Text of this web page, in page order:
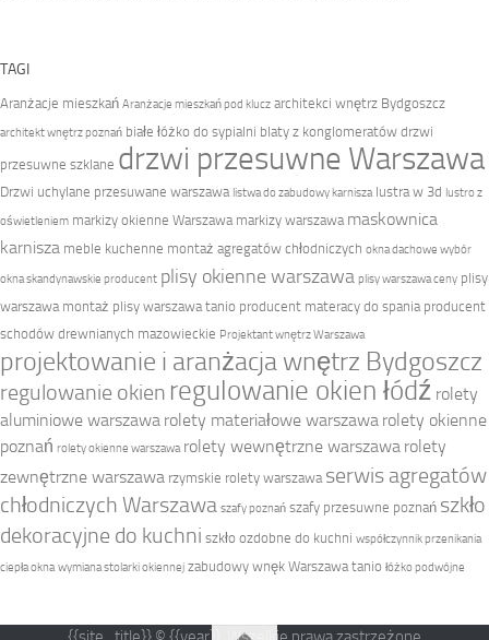
TAGI
Aranżacje mieszkań Aranżacje mieszkań pod klucz architekci wnętrz Bydgoszcz
architekt wnętrz poznań białe łóżko do sypialni blaty z konglomeratów drzwi
przesuwne szklane drzwi przesuwne Warszawa
Drzwi uchylane przesuwane warszawa listwa do zabudowy karnisza lustra w 3d lustro z
oświetleniem markizy okienne Warszawa markizy warszawa maskownica
karnisza meble kuchenne montaż agregatów chłodniczych okna dachowe wybór
okna skandynawskie producent plisy okienne warszawa plisy warszawa ceny plisy
warszawa montaż plisy warszawa tanio producent materacy do spania producent
schodów drewnianych mazowieckie Projektant wnętrz Warszawa
projektowanie i aranżacja wnętrz Bydgoszcz
regulowanie okien regulowanie okien łódź rolety
aluminiowe warszawa rolety materiałowe warszawa rolety okienne
poznań rolety okienne warszawa rolety wewnętrzne warszawa rolety
zewnętrzne warszawa rzymskie rolety warszawa serwis agregatów
chłodniczych Warszawa szafy poznań szafy przesuwne poznań szkło
dekoracyjne do kuchni szkło ozdobne do kuchni współczynnik przenikania
ciepła okna wymiana stolarki okiennej zabudowy wnęk Warszawa tanio łóżko podwójne